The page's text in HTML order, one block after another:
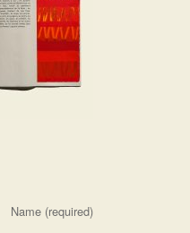
Name (required)